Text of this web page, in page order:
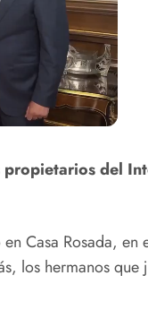
del
Casa Rosada,
los hermanos